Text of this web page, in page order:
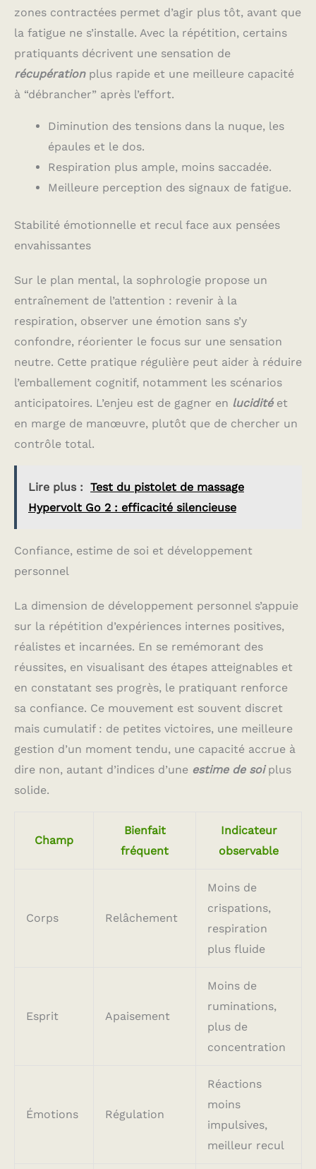
zones contractées permet d’agir plus tôt, avant que
la fatigue ne s’installe. Avec la répétition, certains
pratiquants décrivent une sensation de
récupérationplus rapide et une meilleure capacité
à “débrancher” après l’effort.
Diminution des tensions dans la nuque, les
épaules et le dos.
Respiration plus ample, moins saccadée.
Meilleure perception des signaux de fatigue.
Stabilité émotionnelle et recul face aux pensées
envahissantes
Sur le plan mental, la sophrologie propose un
entraînement de l’attention : revenir à la
respiration, observer une émotion sans s’y
confondre, réorienter le focus sur une sensation
neutre. Cette pratique régulière peut aider à réduire
l’emballement cognitif, notamment les scénarios
anticipatoires. L’enjeu est de gagner en luciditéet
en marge de manœuvre, plutôt que de chercher un
contrôle total.
Lire plus : Test du pistolet de massage
Hypervolt Go 2 : efficacité silencieuse
Confiance, estime de soi et développement
personnel
La dimension de développement personnel s’appuie
sur la répétition d’expériences internes positives,
réalistes et incarnées. En se remémorant des
réussites, en visualisant des étapes atteignables et
en constatant ses progrès, le pratiquant renforce
sa confiance. Ce mouvement est souvent discret
mais cumulatif : de petites victoires, une meilleure
gestion d’un moment tendu, une capacité accrue à
dire non, autant d’indices d’une estime de soiplus
solide.
Champ
Bienfait
fréquent
Indicateur
observable
Corps Relâchement
Moins de
crispations,
respiration
plus fluide
Esprit Apaisement
Moins de
ruminations,
plus de
concentration
Émotions Régulation
Réactions
moins
impulsives,
meilleur recul